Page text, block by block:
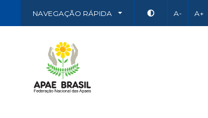
NAVEGAÇÃO RÁPIDA A- A+